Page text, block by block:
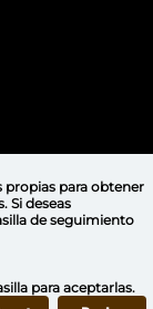
propiaspara obtener
Si deseas
de seguimiento
para aceptarlas.